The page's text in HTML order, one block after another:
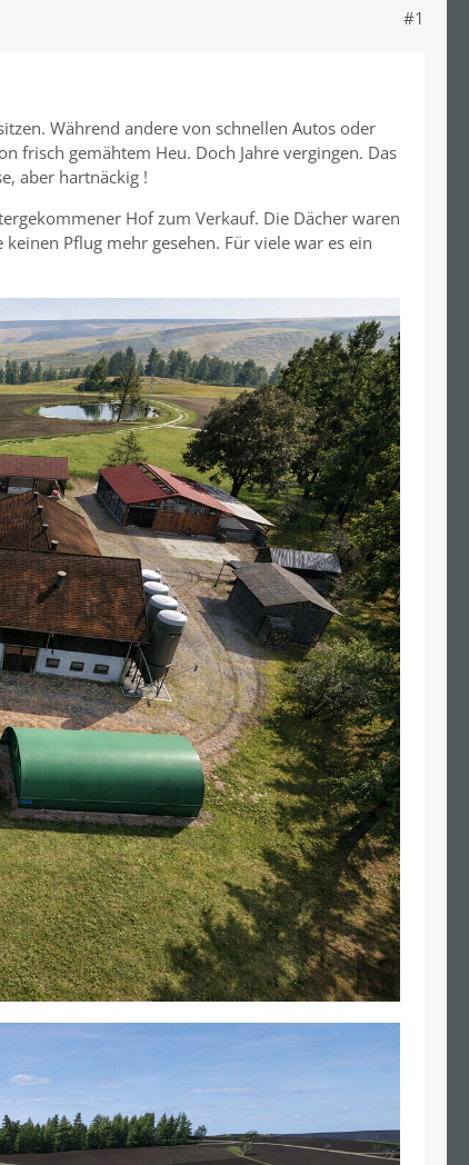
#1
Während andere von schnellen Autos oder
frisch gemähtem Heu. Doch Jahre vergingen. Das
aber hartnäckig !
Hof zum Verkauf. Die Dächer waren
Pflug mehr gesehen. Für viele war es ein